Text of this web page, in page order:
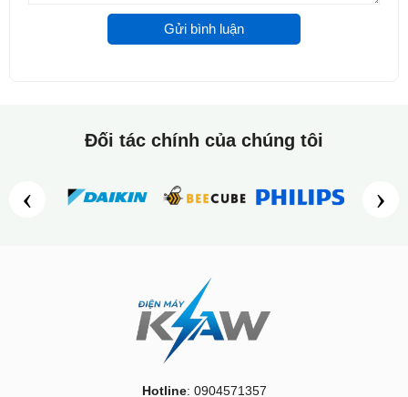
Chất liệu mềm mại của túi ngủ KAW
Túi ngủ KAW phù hợp với ai?
Gửi bình luận
Đối tác chính của chúng tôi
‹ ›
Hotline: 0904571357